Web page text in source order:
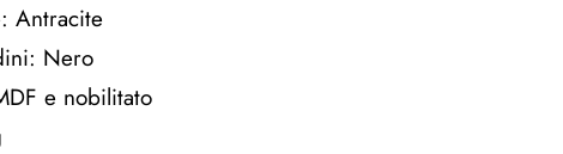
Antracite
Nero
e nobilitato